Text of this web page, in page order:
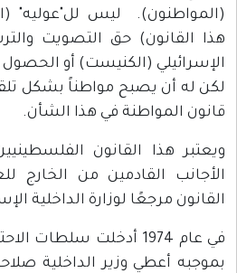
(المواطنون). ليس لل"عوليه"
هذا القانون) حق التصويت
الإسرائيلي (الكنيست) أو الحصول
لكن له أن يصبح مواطناً بشكل
قانون المواطنة في هذا الشأن.
ويعتبر هذا القانون
الأجانب القادمين من الخارج
القانون مرجعًا لوزارة الداخلية
في عام 1974 أدخلت سلطات
بموجبه أعطي وزير الداخلية